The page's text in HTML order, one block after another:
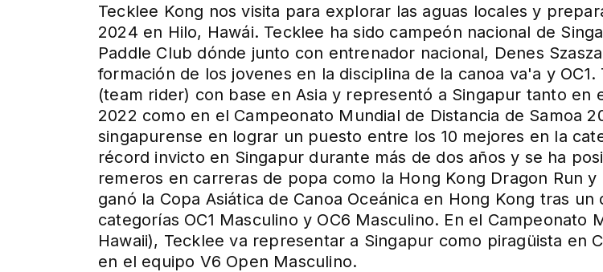
Tecklee Kong nos visita para explorar las aguas locales y
2024 en Hilo, Hawái. Tecklee ha sido campeón nacional de
Paddle Club dónde junto con entrenador nacional, Denes
formación de los jovenes en la disciplina de la canoa va'a y
(team rider) con base en Asia y representó a Singapur tanto
2022 como en el Campeonato Mundial de Distancia de Samoa
singapurense en lograr un puesto entre los 10 mejores en la
récord invicto en Singapur durante más de dos años y se ha
remeros en carreras de popa como la Hong Kong Dragon Run
ganó la Copa Asiática de Canoa Oceánica en Hong Kong tras
categorías OC1 Masculino y OC6 Masculino. En el Campeonato
Hawaii), Tecklee va representar a Singapur como piragüista en
en el equipo V6 Open Masculino.